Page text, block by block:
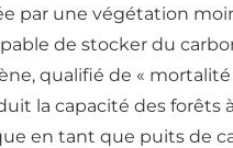
par une végétation
de stocker du
qualifié de «
la capacité des forêts
en tant que puits de